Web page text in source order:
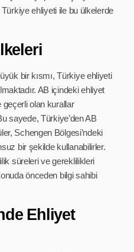
ehliyeti ile bu ülkelerde
bir kısmı, Türkiye ehliyeti
AB içindeki ehliyet
geçerli olan kurallar
sayede, Türkiye’den AB
Schengen Bölgesi’ndeki
bir şekilde kullanabilirler.
süreleri ve gereklilikleri
önceden bilgi sahibi
Ehliyet